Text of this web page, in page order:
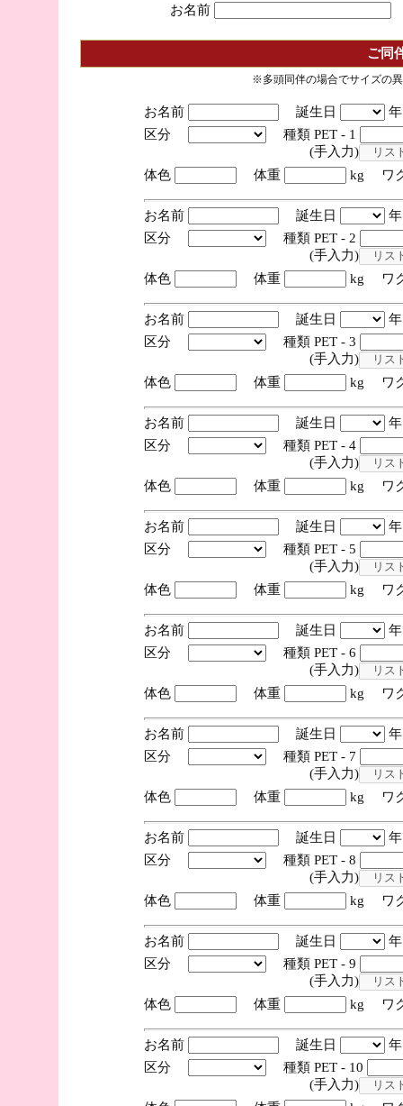
お名前
ご同
※多頭同伴の場合でサイズの
お名前 誕生日
区分
種類 PET - 1
(手入力)
体色
体重 kg ワ
お名前 誕生日
区分
種類 PET - 2
(手入力)
体色
体重 kg ワ
お名前 誕生日
区分
種類 PET - 3
(手入力)
体色
体重 kg ワ
お名前 誕生日
区分
種類 PET - 4
(手入力)
体色
体重 kg ワ
お名前 誕生日
区分
種類 PET - 5
(手入力)
体色
体重 kg ワ
お名前 誕生日
区分
種類 PET - 6
(手入力)
体色
体重 kg ワ
お名前 誕生日
区分
種類 PET - 7
(手入力)
体色
体重 kg ワ
お名前 誕生日
区分
種類 PET - 8
(手入力)
体色
体重 kg ワ
お名前 誕生日
区分
種類 PET - 9
(手入力)
体色
体重 kg ワ
お名前 誕生日
区分
種類 PET - 10
(手入力)